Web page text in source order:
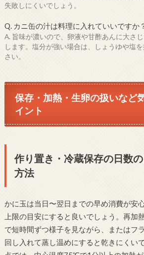
失敗しにくいでしょう。
Q. カニ缶の汁は料理に入れていいですか
A. 旨味が濃いので、卵液や甘酢あんに大さ
します。塩分が強い場合は、しょうゆや塩
さい。
保存・加熱・生卵の扱いなど
イント
作り置き・冷蔵保存の日数
方法
かに玉は当日〜翌日までの早め消費が安
上限の目安にすると良いでしょう。再加
で短時間ずつ様子を見ながら、またはフ
回し入れて蒸し温めにすると乾きにくい